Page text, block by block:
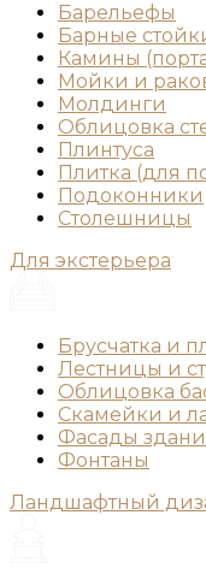
Барельефы
Барные
Камины
Мойки и
Молдинги
Облицовка
Плинтуса
Плитка (для
Подоконники
Столешницы
Для экстерьера
Брусчатка и
Лестницы и
Облицовка
Скамейки и
Фасады
Фонтаны
Ландшафтный